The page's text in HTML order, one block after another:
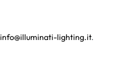
info@illuminati-lighting.it.